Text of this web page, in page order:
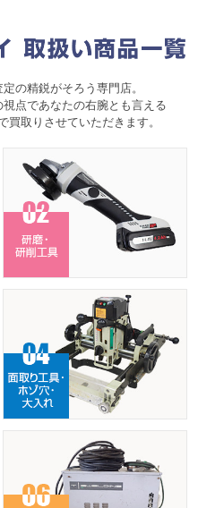
の精鋭がそろう専門店。
点であなたの右腕とも言える
取りさせていただきます。